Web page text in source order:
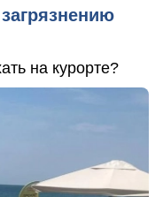
на курорте?